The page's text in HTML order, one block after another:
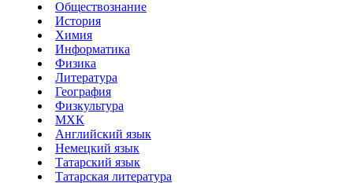
Обществознание
История
Химия
Информатика
Физика
Литература
География
Физкультура
МХК
Английский язык
Немецкий язык
Татарский язык
Татарская литература